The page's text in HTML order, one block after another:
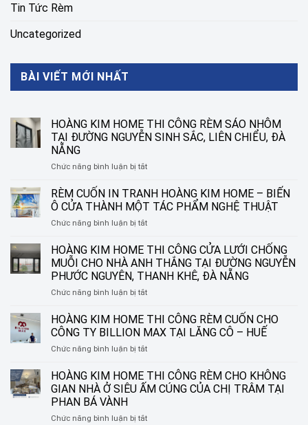
Tin Tức Rèm
Uncategorized
BÀI VIẾT MỚI NHẤT
HOÀNG KIM HOME THI CÔNG RÈM SÁO NHÔM
TẠI ĐƯỜNG NGUYỄN SINH SẮC, LIÊN CHIỂU, ĐÀ
NẴNG
Chức năng bình luận bị tắtở
KIM
HOME
THI
CÔNG
SÁO
NHÔM
TẠI
NGUYỄN
SẮC,
LIÊN
ĐÀ
RÈM CUỐN IN TRANH HOÀNG KIM HOME – BIẾN
Ô CỬA THÀNH MỘT TÁC PHẨM NGHỆ THUẬT
Chức năng bình luận bị tắtở
CUỐN
IN
TRANH
HOÀNG
KIM
–
BIẾN
CỬA
MỘT
TÁC
THUẬT
HOÀNG KIM HOME THI CÔNG CỬA LƯỚI CHỐNG
MUỖI CHO NHÀ ANH THẮNG TẠI ĐƯỜNG NGUYỄN
PHƯỚC NGUYÊN, THANH KHÊ, ĐÀ NẴNG
Chức năng bình luận bị tắtở
KIM
HOME
THI
CÔNG
LƯỚI
CHỐNG
NHÀ
HOÀNG KIM HOME THI CÔNG RÈM CUỐN CHO
CÔNG TY BILLION MAX TẠI LĂNG CÔ – HUẾ
Chức năng bình luận bị tắtở
KIM
HOME
THI
RÈM
HOÀNG KIM HOME THI CÔNG RÈM CHO KHÔNG
GIAN NHÀ Ở SIÊU ẤM CÚNG CỦA CHỊ TRÂM TẠI
PHAN BÁ VÀNH
Chức năng bình luận bị tắtở